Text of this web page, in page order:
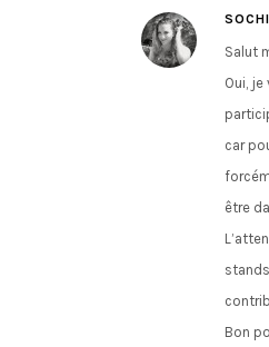
Salut
Oui,
car
être
Bon